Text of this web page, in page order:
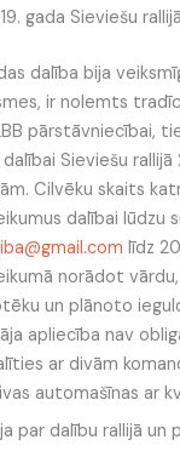
gada Sieviešu
dalība bija
ir nolemts
pārstāvniecībai,
Sieviešu
Cilvēku skaits
dalībai lūdzu
līdz
norādot
un plānoto
apliecība nav
ar divām
automašīnas ar
par dalību rallijā un